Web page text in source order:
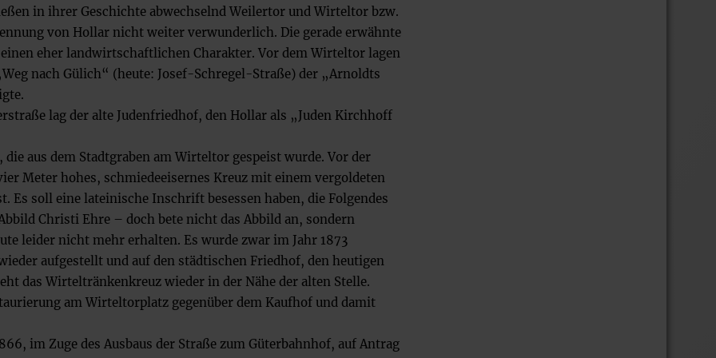
in ihrer Geschichte abwechselnd Weilertor und Wirteltor bzw.
von Hollar nicht weiter verwunderlich. Die gerade erwähnte
eher landwirtschaftlichen Charakter. Vor dem Wirteltor lagen
nach Gülich“ (heute: Josef-Schregel-Straße) der „Arnoldts
lag der alte Judenfriedhof, den Hollar als „Juden Kirchhoff
aus dem Stadtgraben am Wirteltor gespeist wurde. Vor der
Meter hohes, schmiedeeisernes Kreuz mit einem vergoldeten
Es soll eine lateinische Inschrift besessen haben, die Folgendes
Christi Ehre – doch bete nicht das Abbild an, sondern
leider nicht mehr erhalten. Es wurde zwar im Jahr 1873
aufgestellt und auf den städtischen Friedhof, den heutigen
das Wirteltränkenkreuz wieder in der Nähe der alten Stelle.
am Wirteltorplatz gegenüber dem Kaufhof und damit
im Zuge des Ausbaus der Straße zum Güterbahnhof, auf Antrag